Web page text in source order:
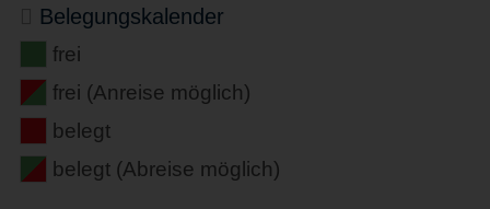
Belegungskalender
frei
frei (Anreise möglich)
belegt
belegt (Abreise möglich)